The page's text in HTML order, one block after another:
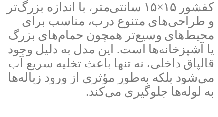
کفشور ۱۵×۱۵ سانتی‌متر، با اندازه بزرگ‌تر
و طراحی‌های متنوع درب، مناسب برای
محیط‌های وسیع‌تر همچون حمام‌های بزرگ
یا آشپزخانه‌ها است. این مدل به دلیل وجود
قالپاق داخلی، نه تنها باعث تخلیه سریع آب
می‌شود بلکه به‌طور مؤثری از ورود زباله‌ها
به لوله‌ها جلوگیری می‌کند.